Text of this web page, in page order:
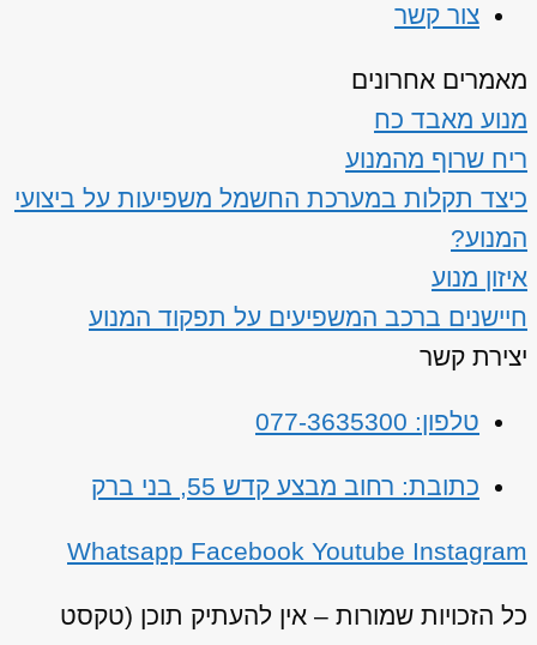
צור קשר
מאמרים אחרונים
מנוע מאבד כח
ריח שרוף מהמנוע
כיצד תקלות במערכת החשמל משפיעות על ביצועי
המנוע?
איזון מנוע
חיישנים ברכב המשפיעים על תפקוד המנוע
יצירת קשר
טלפון: 077-3635300
כתובת: רחוב מבצע קדש 55, בני ברק
Whatsapp Facebook Youtube Instagram
כל הזכויות שמורות – אין להעתיק תוכן (טקסט